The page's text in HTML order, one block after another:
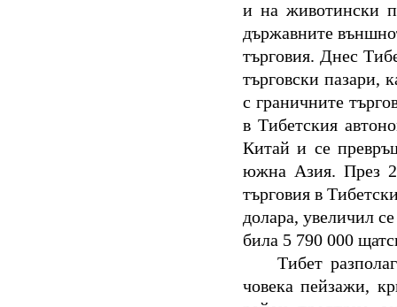
и на животински
държавните
търговия. Днес
търговски пазари,
с граничните
в Тибетския
Китай и се
южна Азия. През
търговия в
долара, увеличил
била 5 790 000
Тибет
човека пейзажи,